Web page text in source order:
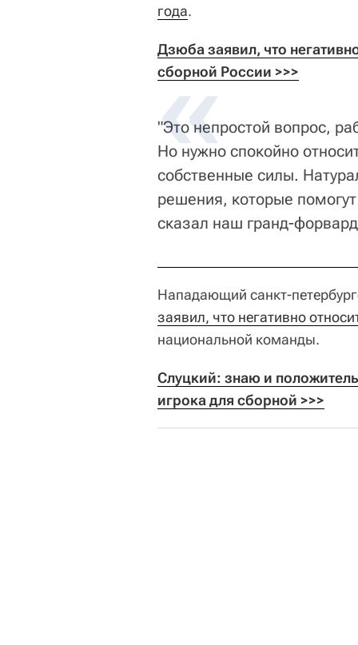
года.
Дзюба заявил, что
сборной России >>>
"Это непростой вопрос,
Но нужно спокойно
собственные силы.
решения, которые
сказал наш гранд-
Нападающий санкт-
заявил, что негативно
национальной команды.
Слуцкий: знаю и
игрока для сборной >>>